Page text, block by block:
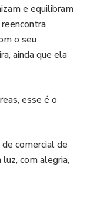
e equilibram
o seu
ainda que ela
esse é o
comercial de
com alegria,